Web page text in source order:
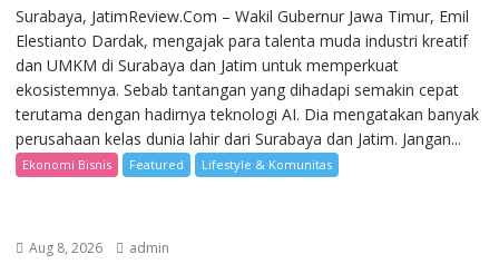
Surabaya, JatimReview.Com – Wakil Gubernur Jawa Timur, Emil
Elestianto Dardak, mengajak para talenta muda industri kreatif
dan UMKM di Surabaya dan Jatim untuk memperkuat
ekosistemnya. Sebab tantangan yang dihadapi semakin cepat
terutama dengan hadirnya teknologi AI. Dia mengatakan banyak
perusahaan kelas dunia lahir dari Surabaya dan Jatim. Jangan...
Ekonomi Bisnis Featured Lifestyle & Komunitas
Aug 8, 2026 admin